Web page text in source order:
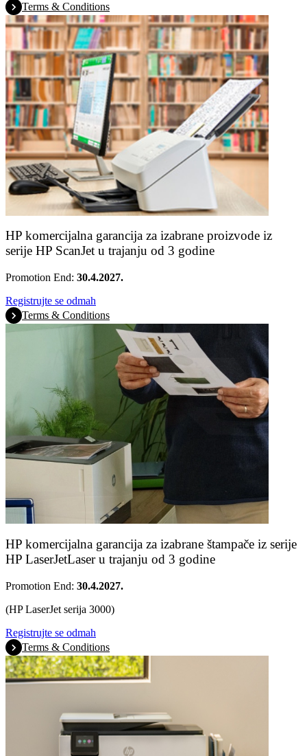
Terms & Conditions
HP komercijalna garancija za izabrane proizvode iz
serije HP ScanJet u trajanju od 3 godine
Promotion End: 30.4.2027.
Registrujte se odmah
Terms & Conditions
HP komercijalna garancija za izabrane štampače iz serije
HP LaserJetLaser u trajanju od 3 godine
Promotion End: 30.4.2027.
(HP LaserJet serija 3000)
Registrujte se odmah
Terms & Conditions